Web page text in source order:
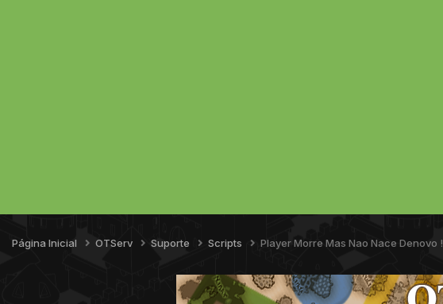
Página Inicial OTServ Suporte Scripts Player Morre Mas Nao Nace Denovo !